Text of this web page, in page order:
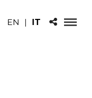
EN | IT